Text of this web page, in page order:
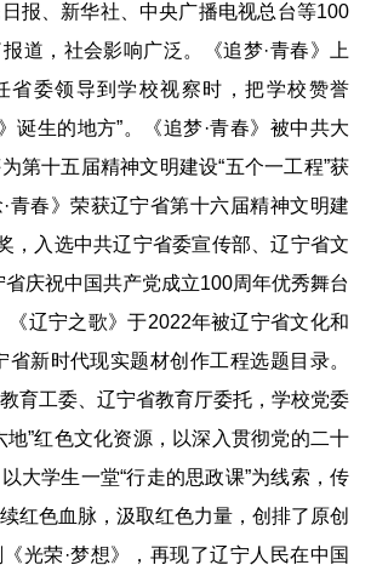
报、新华社、中央广播电视总台等100
道，社会影响广泛。《追梦·青春》上
省委领导到学校视察时，把学校赞誉
诞生的地方”。《追梦·青春》被中共大
第十五届精神文明建设“五个一工程”获
青春》荣获辽宁省第十六届精神文明建
，入选中共辽宁省委宣传部、辽宁省文
省庆祝中国共产党成立100周年优秀舞台
《辽宁之歌》于2022年被辽宁省文化和
省新时代现实题材创作工程选题目录。
育工委、辽宁省教育厅委托，学校党委
地”红色文化资源，以深入贯彻党的二十
大学生一堂“行走的思政课”为线索，传
红色血脉，汲取红色力量，创排了原创
光荣·梦想》，再现了辽宁人民在中国